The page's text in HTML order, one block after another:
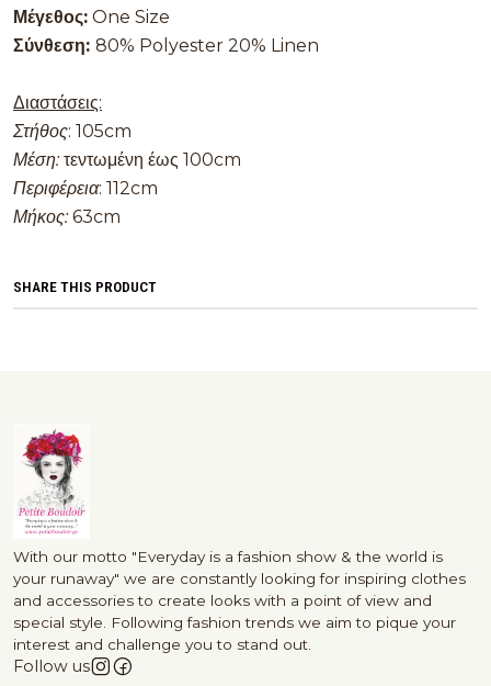
Μέγεθος: One Size
Σύνθεση: 80% Polyester 20% Linen
Διαστάσεις:
Στήθος: 105cm
Μέση: τεντωμένη έως 100cm
Περιφέρεια: 112cm
Μήκος: 63cm
SHARE THIS PRODUCT
With our motto "Everyday is a fashion show & the world is
your runaway" we are constantly looking for inspiring clothes
and accessories to create looks with a point of view and
special style. Following fashion trends we aim to pique your
interest and challenge you to stand out.
Follow us